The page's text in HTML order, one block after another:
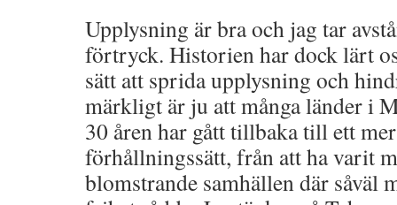
Upplysning är bra och jag tar
förtryck. Historien har dock lärt
sätt att sprida upplysning och
märkligt är ju att många länder i
30 åren har gått tillbaka till ett
förhållningssätt, från att ha varit
blomstrande samhällen där såväl